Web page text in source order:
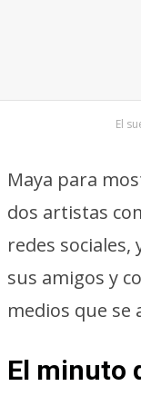
El
Maya para
dos artistas
redes
sus amigos y
medios que se
El minuto